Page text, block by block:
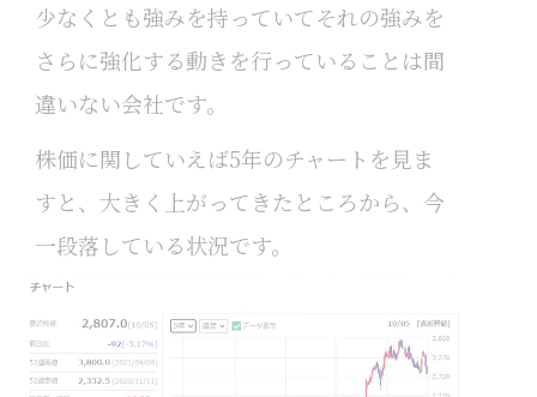
少なくとも強みを持っていてそれの強みを
さらに強化する動きを行っていることは間
違いない会社です。
株価に関していえば5年のチャートを見ま
すと、大きく上がってきたところから、今
一段落している状況です。